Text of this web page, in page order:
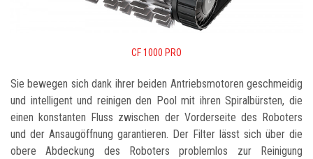
CF 1000 PRO
Sie bewegen sich dank ihrer beiden Antriebsmotoren geschmeidig
und intelligent und reinigen den Pool mit ihren Spiralbürsten, die
einen konstanten Fluss zwischen der Vorderseite des Roboters
und der Ansaugöffnung garantieren. Der Filter lässt sich über die
obere Abdeckung des Roboters problemlos zur Reinigung